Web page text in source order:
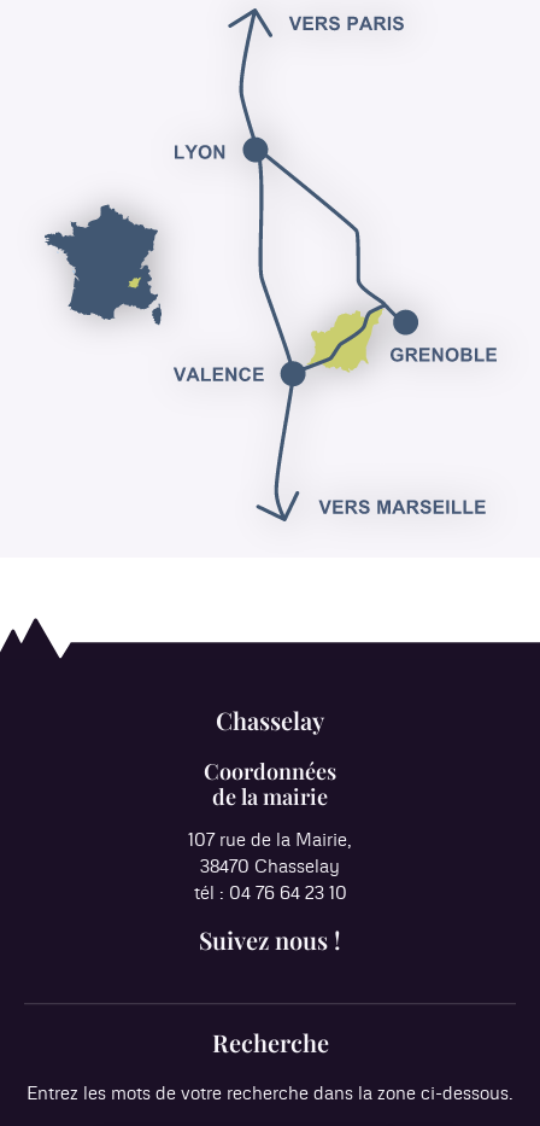
Chasselay
Coordonnées
de la mairie
107 rue de la Mairie,
38470 Chasselay
tél : 04 76 64 23 10
Suivez nous !
Recherche
Entrez les mots de votre recherche dans la zone ci-dessous.